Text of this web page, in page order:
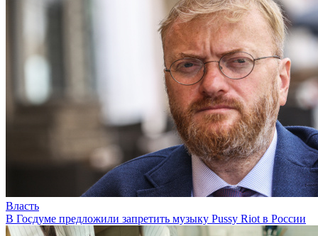
Власть
В Госдуме предложили запретить музыку Pussy Riot в России